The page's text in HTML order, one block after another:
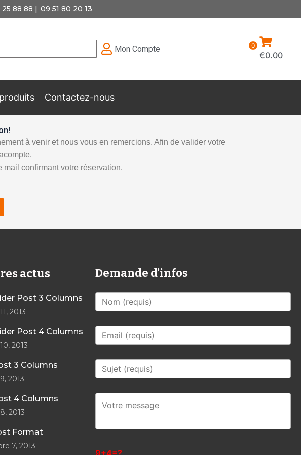
88 88 | 09 51 80 20 13
Mon Compte 0
€0.00
Contactez-nous
à venir et nous vous en remercions. Afin de valider votre
confirmant votre réservation.
actus
Post 3 Columns
2013
Post 4 Columns
2013
3 Columns
2013
4 Columns
2013
Format
7, 2013
Demande d’infos
9+4=?